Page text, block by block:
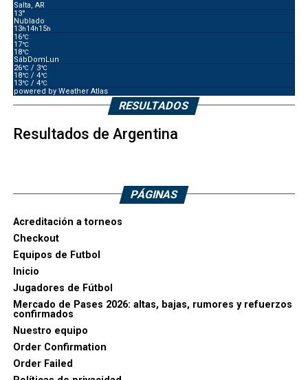
Salta, AR
13°
Nublado
13h14h15h
16°C
17°C
18°C
SábDomLun
26°C / 3°C
18°C / 4°C
13°C / 4°C
powered by Weather Atlas
RESULTADOS
Resultados de Argentina
PÁGINAS
Acreditación a torneos
Checkout
Equipos de Futbol
Inicio
Jugadores de Fútbol
Mercado de Pases 2026: altas, bajas, rumores y refuerzos
confirmados
Nuestro equipo
Order Confirmation
Order Failed